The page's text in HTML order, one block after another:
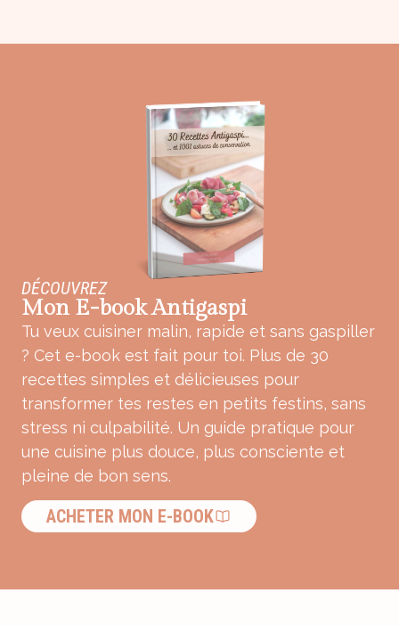
DÉCOUVREZ
Mon E-book Antigaspi
Tu veux cuisiner malin, rapide et sans gaspiller
? Cet e-book est fait pour toi. Plus de 30
recettes simples et délicieuses pour
transformer tes restes en petits festins, sans
stress ni culpabilité. Un guide pratique pour
une cuisine plus douce, plus consciente et
pleine de bon sens.
ACHETER MON E-BOOK